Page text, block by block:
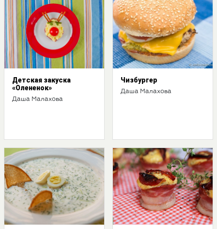
Детская закуска
«Олененок»
Даша Малахова
Чизбургер
Даша Малахова